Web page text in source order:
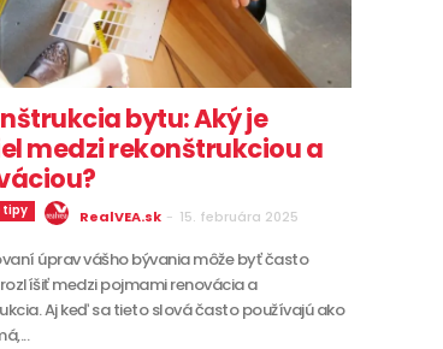
bytu: Aký je
medzi rekonštrukciou a
tipy RealVEA.sk - 15. februára 2025
úprav vášho bývania môže byť často
medzi pojmami renovácia a
Aj keď sa tieto slová často používajú ako